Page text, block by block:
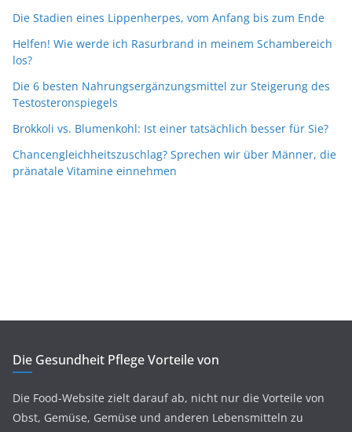
Die Stadien eines Lippenherpes, vom Anfang bis zum Ende
Helfen! Wie werde ich Rasurbrand in meinem Schambereich
los?
Die 6 besten Nahrungsergänzungsmittel zur Steigerung des
Testosteronspiegels
Brokkoli vs. Blumenkohl: Ist einer tatsächlich besser für Sie?
Chancengleichheitszuschlag? Sprechen wir über Männer, die
pränatale Vitamine einnehmen
Die Gesundheit Pflege Vorteile von
Die Food-Website zielt darauf ab, nicht nur die Vorteile von
Obst, Gemüse, Gemüse und anderen Lebensmitteln zu